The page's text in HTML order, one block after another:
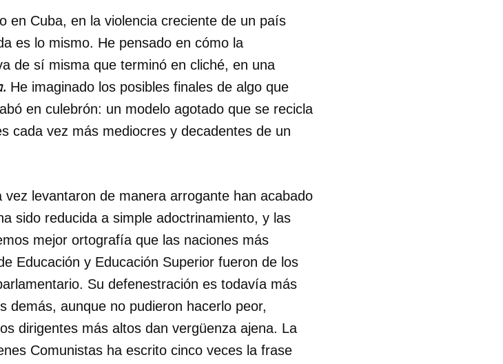
en Cuba, en la violencia creciente de un país
es lo mismo. He pensado en cómo la
de sí misma que terminó en cliché, en una
He imaginado los posibles finales de algo que
en culebrón: un modelo agotado que se recicla
cada vez más mediocres y decadentes de un
levantaron de manera arrogante han acabado
sido reducida a simple adoctrinamiento, y las
mejor ortografía que las naciones más
Educación y Educación Superior fueron de los
Su defenestración es todavía más
demás, aunque no pudieron hacerlo peor,
dirigentes más altos dan vergüenza ajena. La
Comunistas ha escrito cinco veces la frase